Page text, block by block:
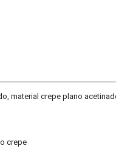
material crepe plano
crepe